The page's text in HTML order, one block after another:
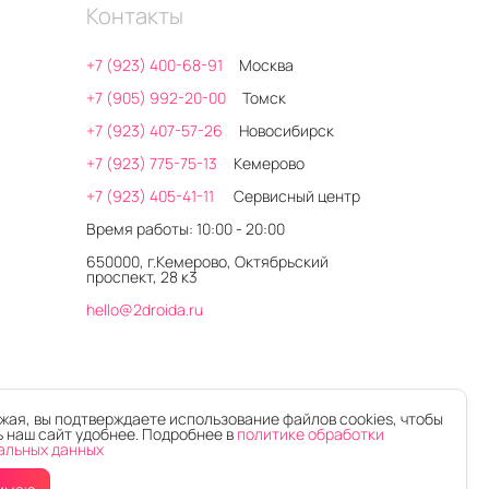
смартфона и соображения престижа
частоте обновления;
интеллектуальной стабилизации
долгие годы.
Контакты
+7 (923) 400-68-91
Москва
+7 (905) 992-20-00
Томск
+7 (923) 407-57-26
Новосибирск
+7 (923) 775-75-13
Кемерово
+7 (923) 405-41-11
Сервисный центр
Время работы: 10:00 - 20:00
650000, г.Кемерово, Октябрьский
проспект, 28 к3
hello@2droida.ru
вы подтверждаете использование файлов cookies, чтобы
наш сайт удобнее. Подробнее в политике обработки
данных